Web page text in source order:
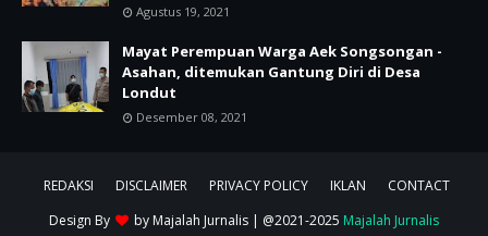
Agustus 19, 2021
Mayat Perempuan Warga Aek Songsongan -
Asahan, ditemukan Gantung Diri di Desa
Londut
Desember 08, 2021
REDAKSI DISCLAIMER PRIVACY POLICY IKLAN
CONTACT
Design By
by Majalah Jurnalis | @2021-2025 Majalah Jurnalis